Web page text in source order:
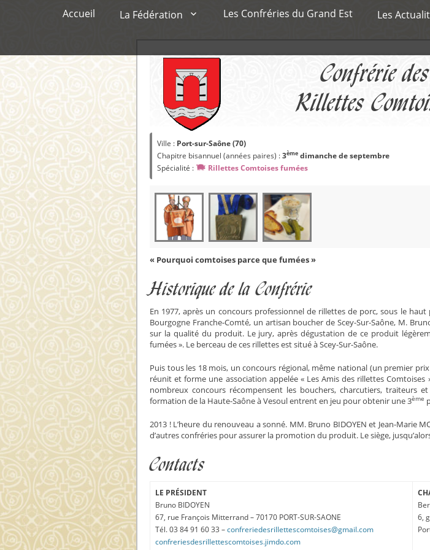
Menu principal
AllerAccueil La Fédération Les Confréries du Grand Est Les
Confrérie des
Rillettes
Ville : Port-sur-Saône (70)
Chapitre bisannuel (années paires) :3ème dimanche de septembre
Spécialité :
Rillettes Comtoises fumées
« Pourquoi comtoises parce que fumées »
Historique de la Confrérie
En 1977, après un concours professionnel de rillettes de porc, sous le
Bourgogne Franche-Comté, un artisan boucher de Scey-Sur-Saône, M.
sur la qualité du produit. Le jury, après dégustation de ce produit
fumées ». Le berceau de ces rillettes est situé à Scey-Sur-Saône.
Puis tous les 18 mois, un concours régional, même national (un premier
réunit et forme une association appelée « Les Amis des rillettes
nombreux concours récompensent les bouchers, charcutiers, traiteurs
formation de la Haute-Saône à Vesoul entrent en jeu pour obtenir une 3ème
2013 ! L’heure du renouveau a sonné. MM. Bruno BIDOYEN et Jean-Marie
d’autres confréries pour assurer la promotion du produit. Le siège,
Contacts
LE PRÉSIDENT
Bruno BIDOYEN
67, rue François Mitterrand – 70170 PORT-SUR-SAONE
Tél. 03 84 91 60 33 –confreriedesrillettescomtoises@gmail.com
confreriesdesrillettescomtoises.jimdo.com
6,